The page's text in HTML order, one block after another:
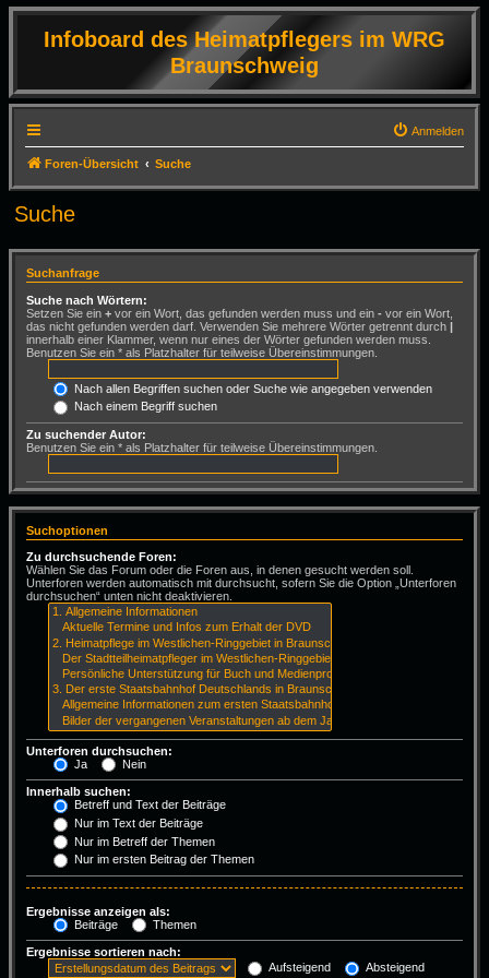
Infoboard des Heimatpflegers im WRG
Braunschweig
Anmelden
Foren-Übersicht Suche
Suche
Suchanfrage
Suche nach Wörtern:
Setzen Sie ein + vor ein Wort, das gefunden werden muss und ein - vor ein Wort,
das nicht gefunden werden darf. Verwenden Sie mehrere Wörter getrennt durch |
innerhalb einer Klammer, wenn nur eines der Wörter gefunden werden muss.
Benutzen Sie ein * als Platzhalter für teilweise Übereinstimmungen.
Nach allen Begriffen suchen oder Suche wie angegeben verwenden
Nach einem Begriff suchen
Zu suchender Autor:
Benutzen Sie ein * als Platzhalter für teilweise Übereinstimmungen.
Suchoptionen
Zu durchsuchende Foren:
Wählen Sie das Forum oder die Foren aus, in denen gesucht werden soll.
Unterforen werden automatisch mit durchsucht, sofern Sie die Option „Unterforen
durchsuchen“ unten nicht deaktivieren.
Unterforen durchsuchen:
Ja
Nein
Innerhalb suchen:
Betreff und Text der Beiträge
Nur im Text der Beiträge
Nur im Betreff der Themen
Nur im ersten Beitrag der Themen
Ergebnisse anzeigen als:
Beiträge
Themen
Ergebnisse sortieren nach:
Aufsteigend
Absteigend